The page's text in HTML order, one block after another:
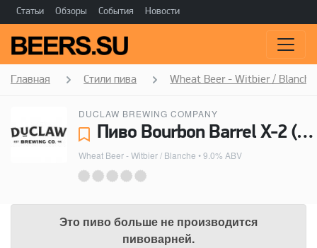
Статьи Обзоры События Новости
Главная Стили пива Wheat Beer - Witbier / Blanche
DUCLAW BREWING COMPANY
Пиво Bourbon Barrel X-2 (Imperial Wit) - DuClaw Brewing Company
Wheat Beer - Witbier / Blanche • 9.0% ABV
Это пиво больше не производится
пивоварней.